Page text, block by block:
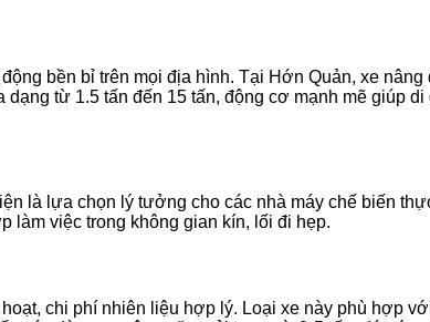
bền bỉ trên mọi địa hình. Tại Hớn Quản, xe
từ 1.5 tấn đến 15 tấn, động cơ mạnh mẽ giúp
là lựa chọn lý tưởng cho các nhà máy chế biến
làm việc trong không gian kín, lối đi hẹp.
chi phí nhiên liệu hợp lý. Loại xe này phù hợp